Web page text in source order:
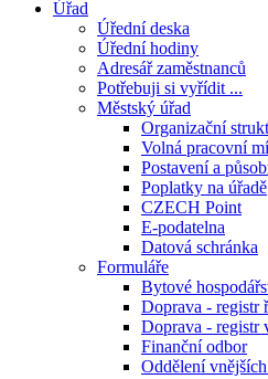
Úřad
Úřední deska
Úřední hodiny
Adresář zaměstnanců
Potřebuji si vyřídit ...
Městský úřad
Organizační
Volná pracovní
Postavení a
Poplatky na úřadě
CZECH Point
E-podatelna
Datová schránka
Formuláře
Bytové
Doprava - registr
Doprava - registr
Finanční odbor
Oddělení